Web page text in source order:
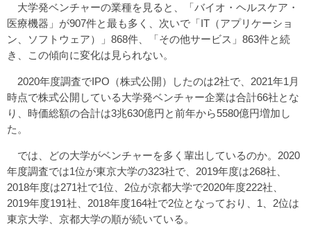
大学発ベンチャーの業種を見ると、「バイオ・ヘルスケア・
医療機器」が907件と最も多く、次いで「IT（アプリケーショ
ン、ソフトウェア）」868件、「その他サービス」863件と続
き、この傾向に変化は見られない。
2020年度調査でIPO（株式公開）したのは2社で、2021年1月
時点で株式公開している大学発ベンチャー企業は合計66社とな
り、時価総額の合計は3兆630億円と前年から5580億円増加し
た。
では、どの大学がベンチャーを多く輩出しているのか。2020
年度調査では1位が東京大学の323社で、2019年度は268社、
2018年度は271社で1位、2位が京都大学で2020年度222社、
2019年度191社、2018年度164社で2位となっており、1、2位は
東京大学、京都大学の順が続いている。